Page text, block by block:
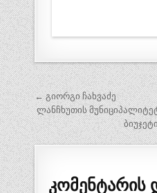
პოსტის
ნავიგაცია
← გიორგი ჩახვაძე
ლანჩხუთის
კომენტარის